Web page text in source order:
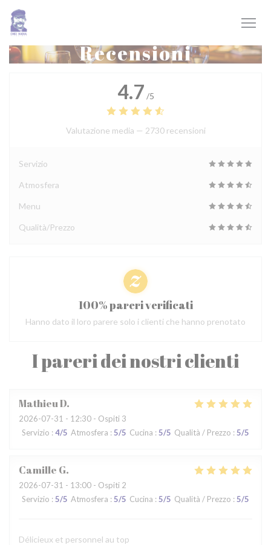
Personalizzazione delle tue scelte sui cookie
Recensioni
I pareri dei nostri clienti
MathieuD
2026-07-31 - 12:30 - Ospiti 3
Servizio : 4/5 Atmosfera : 5/5 Cucina : 5/5 Qualità / Prezzo : 5/5
Camille G
2026-07-31 - 13:00 - Ospiti 2
Servizio : 5/5 Atmosfera : 5/5 Cucina : 5/5 Qualità / Prezzo : 5/5
Délicieux et personnel au top
4.7 /5
Valutazione media — 2730 recensioni
Servizio
Atmosfera
Menu
Qualità/Prezzo
100% pareri verificati
Hanno dato il loro parere solo i clienti che hanno prenotato